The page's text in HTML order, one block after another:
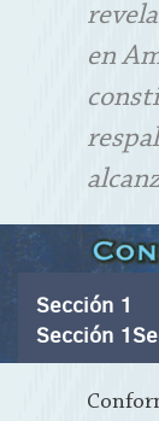
en
Sección 1
Sección